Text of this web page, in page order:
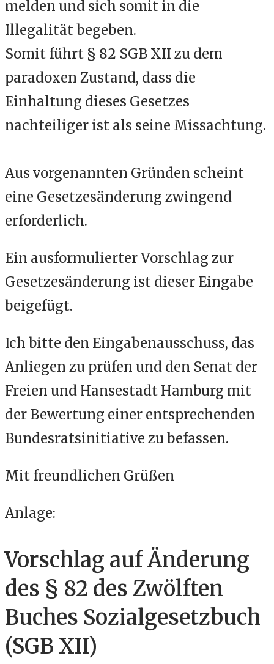
melden und sich somit in die
Illegalität begeben.
Somit führt § 82 SGB XII zu dem
paradoxen Zustand, dass die
Einhaltung dieses Gesetzes
nachteiliger ist als seine Missachtung.
Aus vorgenannten Gründen scheint
eine Gesetzesänderung zwingend
erforderlich.
Ein ausformulierter Vorschlag zur
Gesetzesänderung ist dieser Eingabe
beigefügt.
Ich bitte den Eingabenausschuss, das
Anliegen zu prüfen und den Senat der
Freien und Hansestadt Hamburg mit
der Bewertung einer entsprechenden
Bundesratsinitiative zu befassen.
Mit freundlichen Grüßen
Anlage:
Vorschlag auf Änderung
des § 82 des Zwölften
Buches Sozialgesetzbuch
(SGB XII)